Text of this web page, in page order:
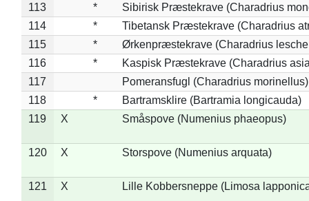
113 *
Sibirisk Præstekrave (Charadrius
114
*
Tibetansk Præstekrave (Charadrius
115
*
Ørkenpræstekrave (Charadrius
116
*
Kaspisk Præstekrave (Charadrius
117
Pomeransfugl (Charadrius morinellus)
118
*
Bartramsklire (Bartramia longicauda)
119
X Småspove (Numenius phaeopus)
120 X Storspove (Numenius arquata)
121 X Lille Kobbersneppe (Limosa